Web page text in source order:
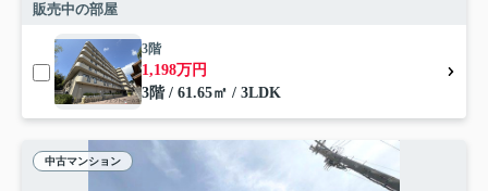
販売中の部屋
3階
1,198万円
3階 / 61.65㎡ / 3LDK
中古マンション